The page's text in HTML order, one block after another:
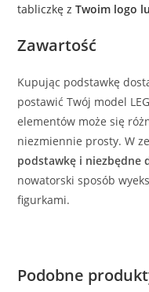
tabliczkę zTwoim logo
Zawartość
Kupując podstawkę
postawić Twój model
elementów może się
niezmiennie prosty. W
podstawkę i niezbędne
nowatorski sposób
figurkami.
Podobne